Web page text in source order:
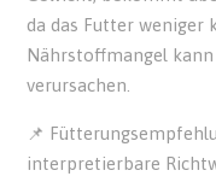
da das Futter weniger
Nährstoffmangel
verursachen.
📌
interpretierbare